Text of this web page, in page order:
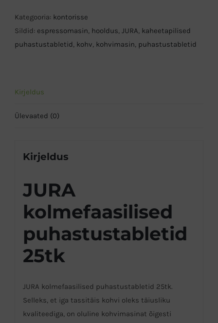
Kategooria: kontorisse
Sildid: espressomasin, hooldus, JURA, kaheetapilised
puhastustabletid, kohv, kohvimasin, puhastustabletid
Kirjeldus
Ülevaated (0)
Kirjeldus
JURA
kolmefaasilised
puhastustabletid
25tk
JURA kolmefaasilised puhastustabletid 25tk.
Selleks, et iga tassitäis kohvi oleks täiusliku
kvaliteediga, on oluline kohvimasinat õigesti